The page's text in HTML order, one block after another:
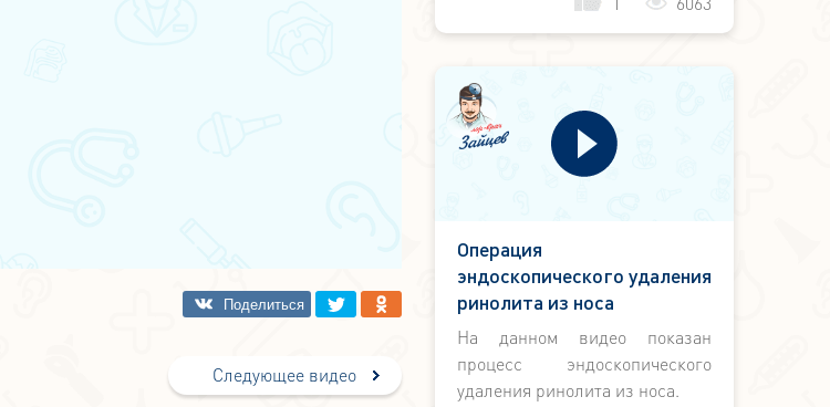
Следующее видео
Операция
эндоскопического удаления
ринолита из носа
На данном видео показан
процесс эндоскопического
удаления ринолита из носа.